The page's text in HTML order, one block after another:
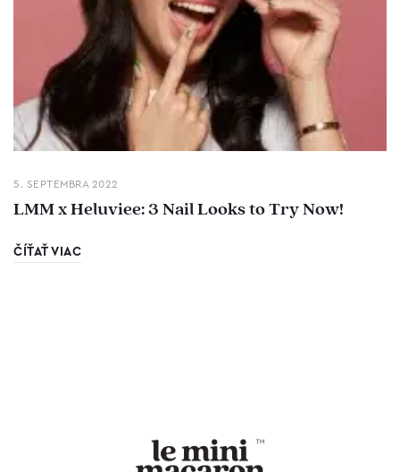
5. SEPTEMBRA 2022
LMM x Heluviee: 3 Nail Looks to Try Now!
ČÍŤAŤ VIAC